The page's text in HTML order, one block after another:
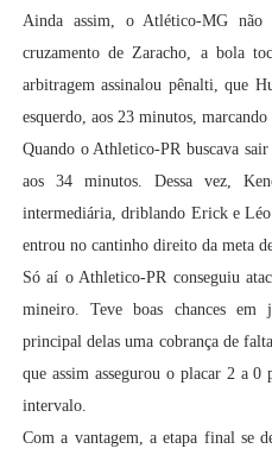
Ainda assim, o Atlético-MG
cruzamento de Zaracho, a bola
arbitragem assinalou pênalti, que
esquerdo, aos 23 minutos,
Quando o Athletico-PR buscava
aos 34 minutos. Dessa vez,
intermediária, driblando Erick e
entrou no cantinho direito da meta
Só aí o Athletico-PR conseguiu
mineiro. Teve boas chances em
principal delas uma cobrança de
que assim assegurou o placar 2 a
intervalo.
Com a vantagem, a etapa final se